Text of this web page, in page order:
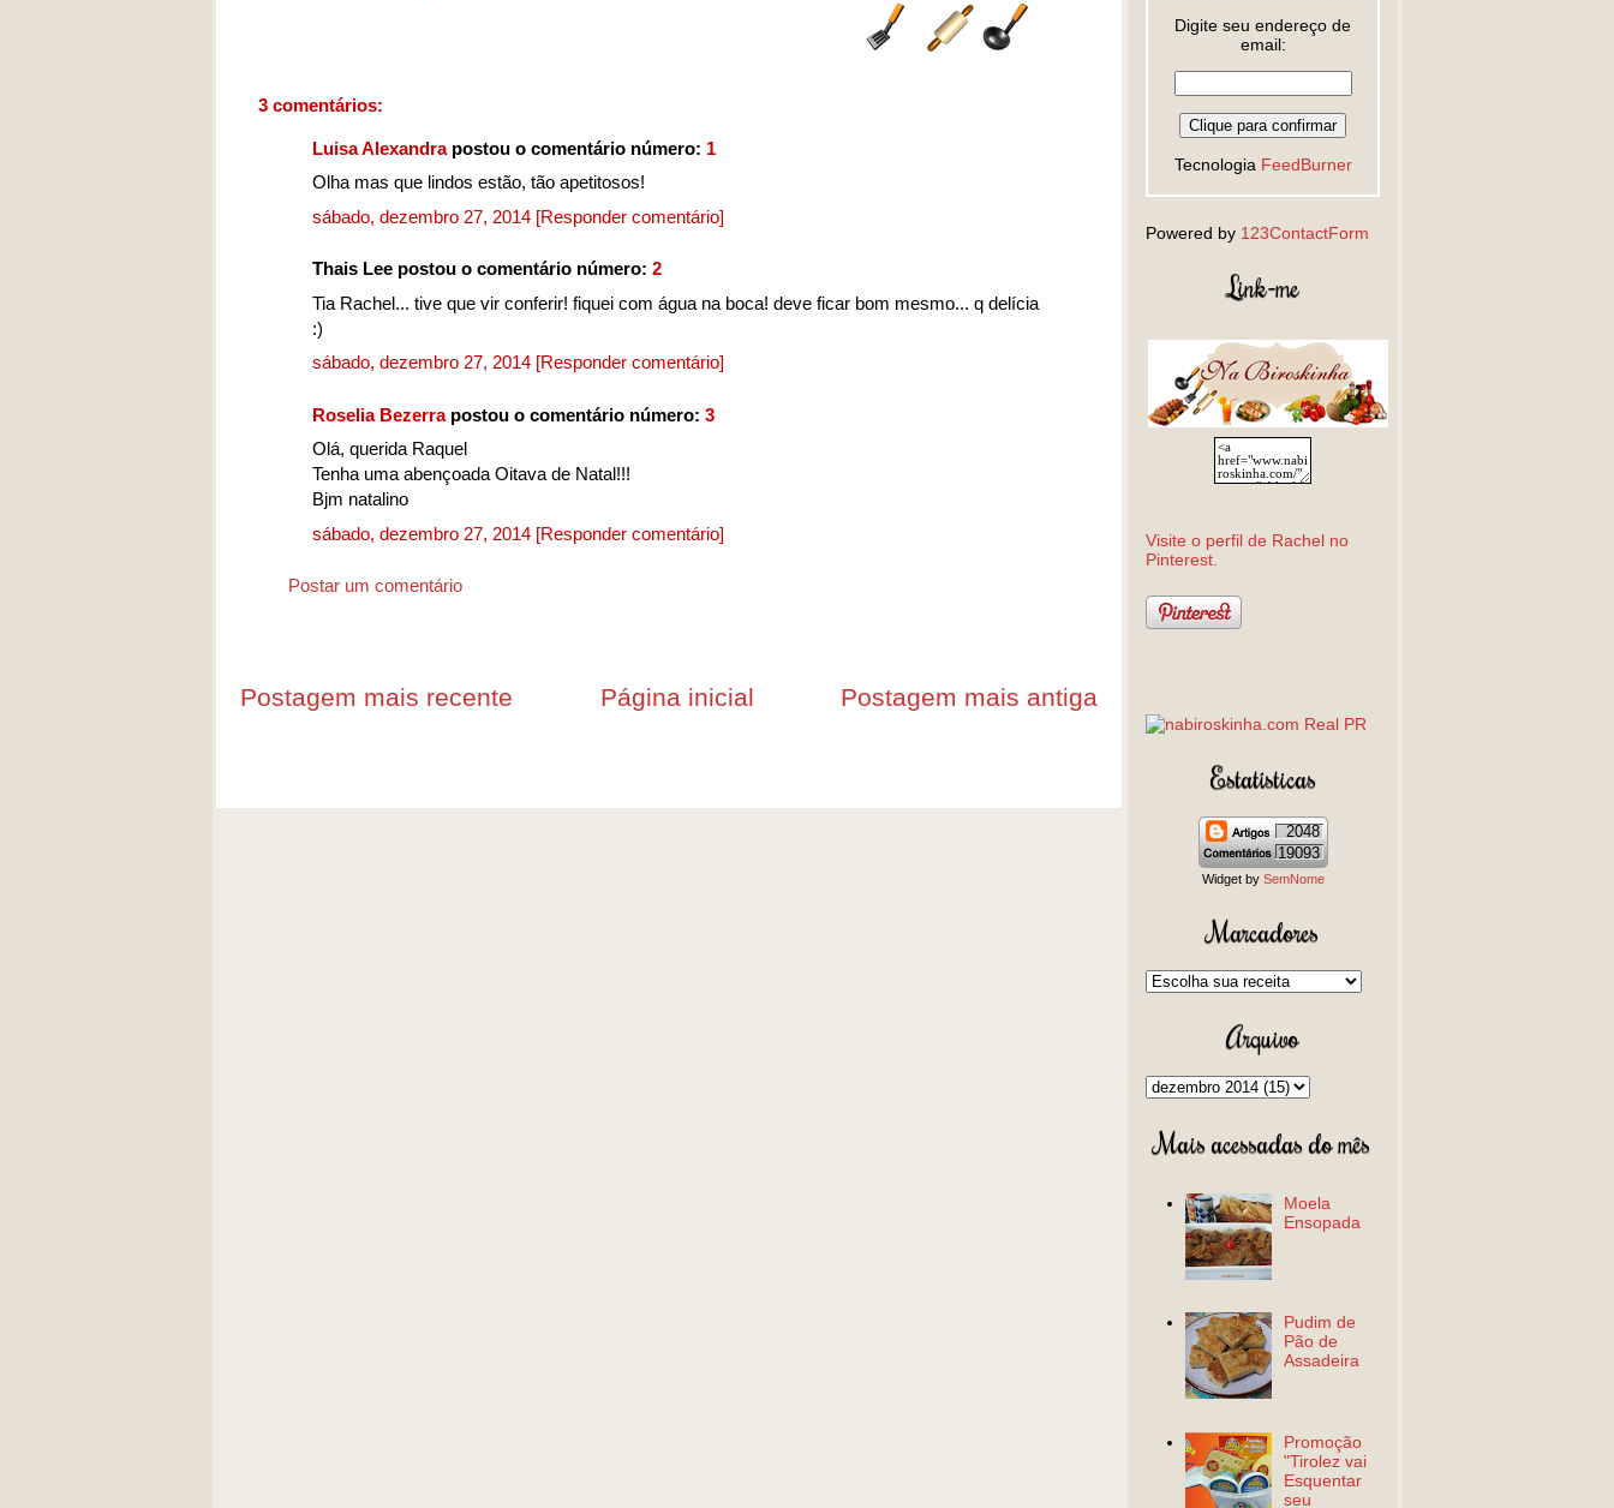
3 comentários:
Luisa Alexandrapostou o comentário número: 1
Olha mas que lindos estão, tão apetitosos!
sábado, dezembro 27, 2014 [Responder comentário]
Thais Lee postou o comentário número: 2
Tia Rachel... tive que vir conferir! fiquei com água na boca! deve ficar bom mesmo... q delícia
:)
sábado, dezembro 27, 2014 [Responder comentário]
Roselia Bezerrapostou o comentário número: 3
Olá, querida Raquel
Tenha uma abençoada Oitava de Natal!!!
Bjm natalino
sábado, dezembro 27, 2014 [Responder comentário]
Postar um comentário
Postagem mais recente Postagem mais antiga
Página inicial
Digite seu endereço de
email:
Tecnologia FeedBurner
Powered by 123ContactForm
Link-me
Visite o perfil de Rachel no
Pinterest.
Estatísticas
2048
19093
Widget by SemNome
Marcadores
Arquivo
Mais acessadas do mês
Moela
Ensopada
Pudim de
Pão de
Assadeira
Promoção
"Tirolez vai
Esquentar
seu